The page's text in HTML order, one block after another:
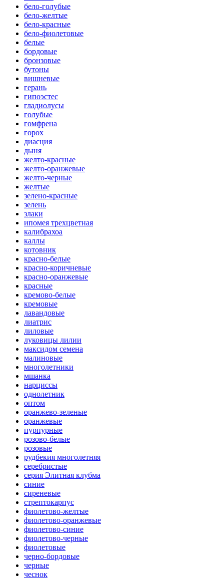
бело-голубые
бело-желтые
бело-красные
бело-фиолетовые
белые
бордовые
бронзовые
бутоны
вишневые
герань
гипоэстес
гладиолусы
голубые
гомфрена
горох
диасция
дыня
желто-красные
желто-оранжевые
желто-черные
желтые
зелено-красные
зелень
злаки
ипомея трехцветная
калибрахоа
каллы
котовник
красно-белые
красно-коричневые
красно-оранжевые
красные
кремово-белые
кремовые
лавандовые
лиатрис
лиловые
луковицы лилии
максидом семена
малиновые
многолетники
мшанка
нарциссы
однолетник
оптом
оранжево-зеленые
оранжевые
пурпурные
розово-белые
розовые
рудбекия многолетняя
серебристые
серия Элитная клубма
синие
сиреневые
стрептокарпус
фиолетово-желтые
фиолетово-оранжевые
фиолетово-синие
фиолетово-черные
фиолетовые
черно-бордовые
черные
чеснок